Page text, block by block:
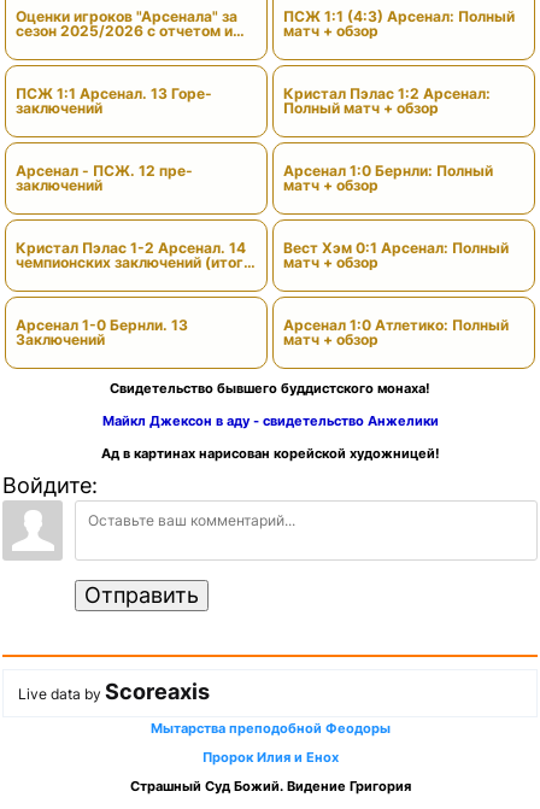
Оценки игроков "Арсенала" за
сезон 2025/2026 с отчетом и
ПСЖ 1:1 Арсенал. 13 Горе-
заключений
Арсенал - ПСЖ. 12 пре-
заключений
Кристал Пэлас 1-2 Арсенал. 14
чемпионских заключений (итоги
Арсенал 1-0 Бернли. 13
Заключений
ПСЖ 1:1 (4:3) Арсенал: Полный
матч + обзор
Кристал Пэлас 1:2 Арсенал:
Полный матч + обзор
Арсенал 1:0 Бернли: Полный
матч + обзор
Вест Хэм 0:1 Арсенал: Полный
матч + обзор
Арсенал 1:0 Атлетико: Полный
матч + обзор
Свидетельство бывшего буддистского монаха!
Майкл Джексон в аду - свидетельство Анжелики
Ад в картинах нарисован корейской художницей!
Войдите:
Отправить
Live data by Scoreaxis
Мытарства преподобной Феодоры
Пророк Илия и Енох
Страшный Суд Божий. Видение Григория